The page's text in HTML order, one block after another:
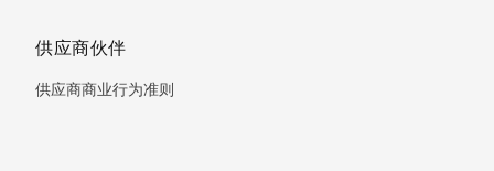
供应商伙伴
供应商商业行为准则